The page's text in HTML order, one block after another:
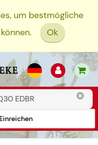
um bestmögliche
Ok